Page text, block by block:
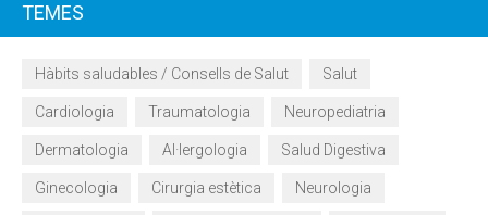
TEMES
Hàbits saludables / Consells de Salut Salut
Cardiologia Traumatologia Neuropediatria
Dermatologia Al·lergologia Salud Digestiva
Ginecologia Cirurgia estètica Neurologia